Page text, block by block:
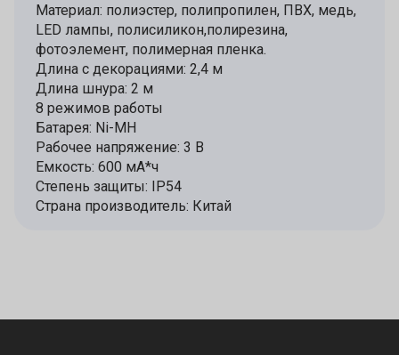
Материал: полиэстер, полипропилен, ПВХ, медь,
LED лампы, полисиликон,полирезина,
фотоэлемент, полимерная пленка.
Длина с декорациями: 2,4 м
Длина шнура: 2 м
8 режимов работы
Батарея: Ni-MH
Рабочее напряжение: 3 В
Емкость: 600 мА*ч
Степень защиты: IP54
Страна производитель: Китай